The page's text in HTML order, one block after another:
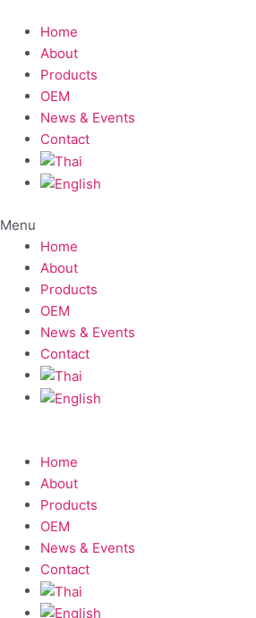
content
Home
About
Products
OEM
News & Events
Contact
Menu
Home
About
Products
OEM
News & Events
Contact
Home
About
Products
OEM
News & Events
Contact